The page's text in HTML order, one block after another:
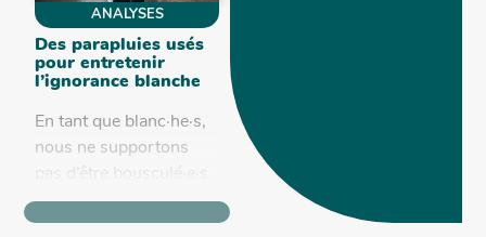
ANALYSES
Des parapluies usés
pour entretenir
l’ignorance blanche
En tant que blanc·he·s,
nous ne supportons
dans notre confort
racial. Cela suscite chez